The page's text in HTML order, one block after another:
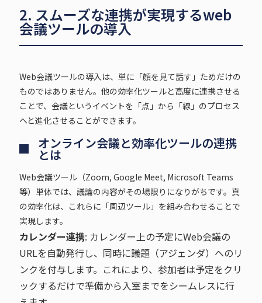
2. スムーズな連携が実現するweb
会議ツールの導入
Web会議ツールの導入は、単に「顔を見て話す」ためだけの
ものではありません。他の効率化ツールと高度に連携させる
ことで、会議というイベントを「点」から「線」のプロセス
へと進化させることができます。
オンライン会議と効率化ツールの連携
とは
Web会議ツール（Zoom, Google Meet, Microsoft Teams
等）単体では、議論の内容がその場限りになりがちです。真
の効率化は、これらに「周辺ツール」を組み合わせることで
実現します。
カレンダー連携: カレンダー上の予定にWeb会議の
URLを自動発行し、同時に議題（アジェンダ）へのリ
ンクを付与します。これにより、参加者は予定をクリ
ックするだけで準備から入室までをシームレスに行